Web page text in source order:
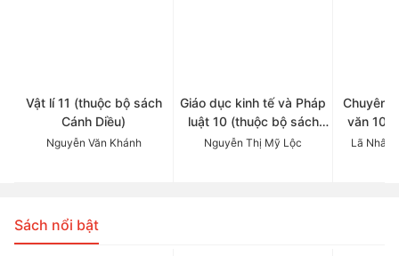
Vật lí 11 (thuộc bộ sách
Cánh Diều)
Nguyễn Văn Khánh
Giáo dục kinh tế và Pháp
luật 10 (thuộc bộ sách
Cánh Diều)
Nguyễn Thị Mỹ Lộc
Chuyên
văn 10
Lã
Sách nổi bật